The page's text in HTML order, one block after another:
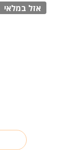
אזל במלאי